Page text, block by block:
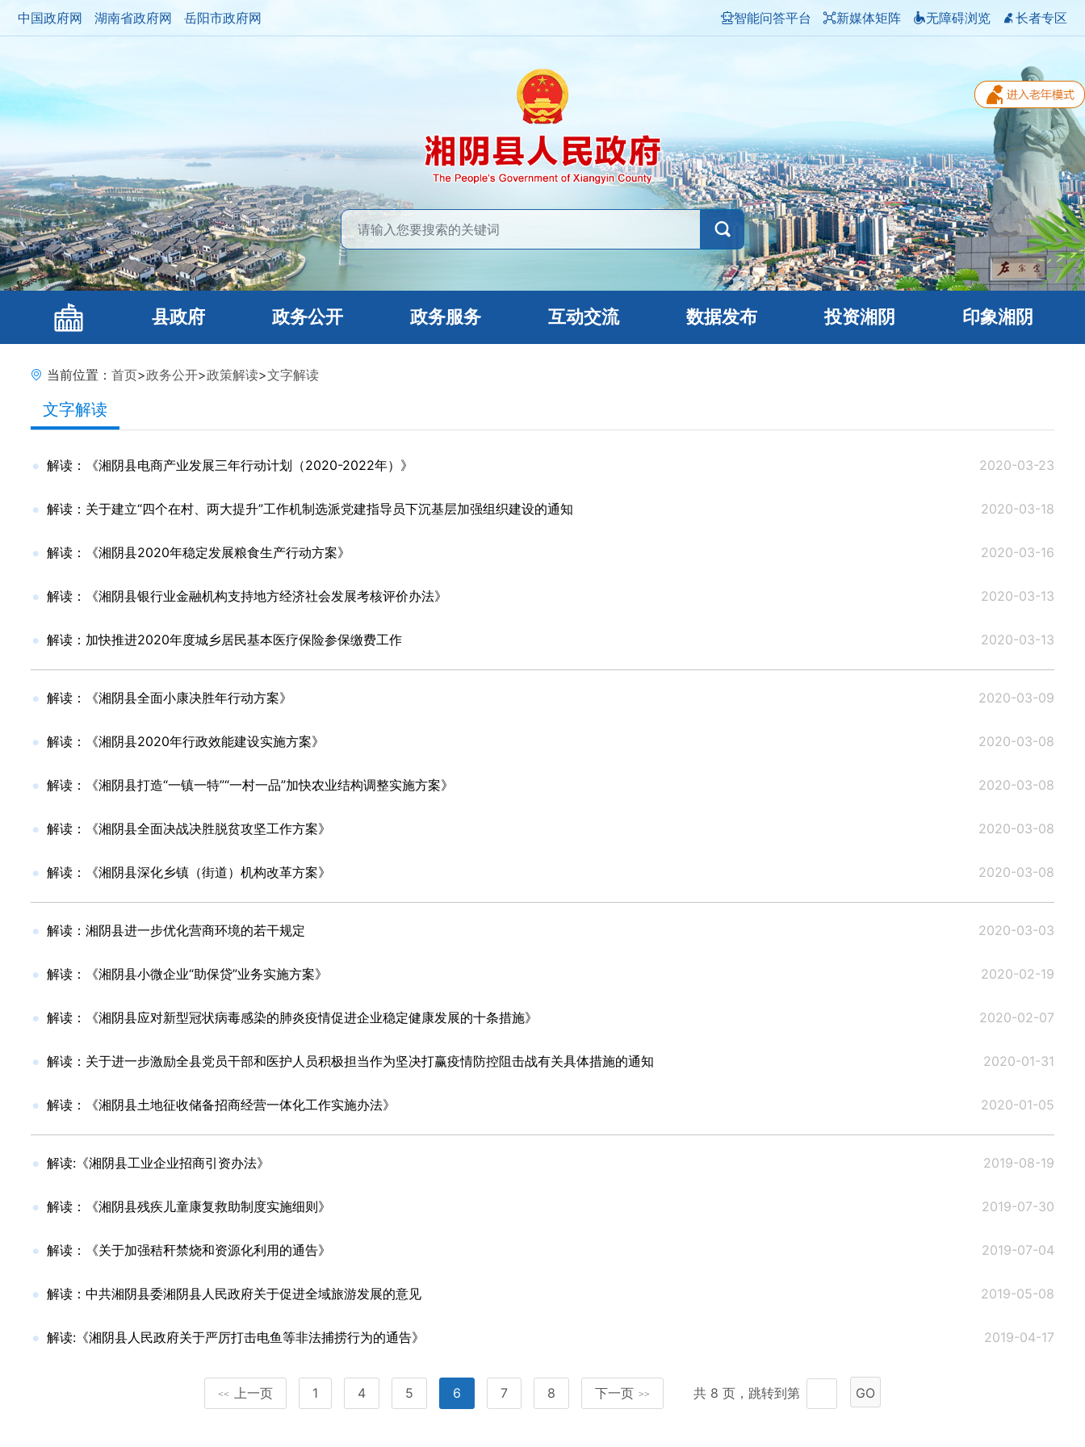
中国政府网 湖南省政府网 岳阳市政府网 智能问答平台 新媒体矩阵 无障碍浏览 长者专区
县政府 政务公开 政务服务 互动交流 数据发布 投资湘阴 印象湘阴
当前位置： 首页>政务公开>政策解读>文字解读
文字解读
解读：《湘阴县电商产业发展三年行动计划（2020-2022年）》 2020-03-23
解读：关于建立“四个在村、两大提升”工作机制选派党建指导员下沉基层加强组织建设的通知 2020-03-18
解读：《湘阴县2020年稳定发展粮食生产行动方案》 2020-03-16
解读：《湘阴县银行业金融机构支持地方经济社会发展考核评价办法》 2020-03-13
解读：加快推进2020年度城乡居民基本医疗保险参保缴费工作 2020-03-13
解读：《湘阴县全面小康决胜年行动方案》 2020-03-09
解读：《湘阴县2020年行政效能建设实施方案》 2020-03-08
解读：《湘阴县打造“一镇一特”“一村一品”加快农业结构调整实施方案》 2020-03-08
解读：《湘阴县全面决战决胜脱贫攻坚工作方案》 2020-03-08
解读：《湘阴县深化乡镇（街道）机构改革方案》 2020-03-08
解读：湘阴县进一步优化营商环境的若干规定 2020-03-03
解读：《湘阴县小微企业“助保贷”业务实施方案》 2020-02-19
解读：《湘阴县应对新型冠状病毒感染的肺炎疫情促进企业稳定健康发展的十条措施》 2020-02-07
解读：关于进一步激励全县党员干部和医护人员积极担当作为坚决打赢疫情防控阻击战有关具体措施的通知 2020-01-31
解读：《湘阴县土地征收储备招商经营一体化工作实施办法》 2020-01-05
解读:《湘阴县工业企业招商引资办法》 2019-08-19
解读：《湘阴县残疾儿童康复救助制度实施细则》 2019-07-30
解读：《关于加强秸秆禁烧和资源化利用的通告》 2019-07-04
解读：中共湘阴县委湘阴县人民政府关于促进全域旅游发展的意见 2019-05-08
解读:《湘阴县人民政府关于严厉打击电鱼等非法捕捞行为的通告》 2019-04-17
<< 上一页 1 4 5 6 7 8 下一页 >> 共 8 页，跳转到第 GO